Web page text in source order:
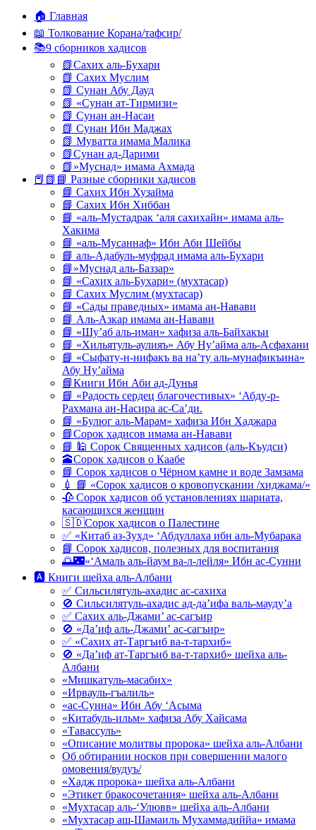
содержимому
🏠 Главная
📖 Толкование Корана/тафсир/
📚9 сборников хадисов
📗Сахих аль-Бухари
📗 Сахих Муслим
📗 Сунан Абу Дауд
📗 «Сунан ат-Тирмизи»
📗 Сунан ан-Насаи
📗 Сунан Ибн Маджах
📗 Муватта имама Малика
📗Сунан ад-Дарими
📗»Муснад» имама Ахмада
📕📗📘 Разные сборники хадисов
📘 Сахих Ибн Хузайма
📘 Сахих Ибн Хиббан
📘 «аль-Мустадрак ‘аля сахихайн» имама аль-
Хакима
📘 «аль-Мусаннаф» Ибн Аби Шейбы
📘 аль-Адабуль-муфрад имама аль-Бухари
📘»Муснад аль-Баззар»
📘 «Сахих аль-Бухари» (мухтасар)
📘 Сахих Муслим (мухтасар)
📘 «Сады праведных» имама ан-Навави
📘 Аль-Азкар имама ан-Навави
📘 «Шу’аб аль-иман» хафиза аль-Байхакъи
📘 «Хильятуль-аулияъ» Абу Ну’айма аль-Асфахани
📘 «Сыфату-н-нифакъ ва на’ту аль-мунафикъина»
Абу Ну’айма
📘Книги Ибн Аби ад-Дунья
📘 «Радость сердец благочестивых» ‘Абду-р-
Рахмана ан-Насира ас-Са’ди.
📘 «Булюг аль-Марам» хафиза Ибн Хаджара
📘Сорок хадисов имама ан-Навави
📘 🕌 Сорок Священных хадисов (аль-Къудси)
🕋Сорок хадисов о Каабе
📘 Сорок хадисов о Чёрном камне и воде Замзама
💉 📘 «Сорок хадисов о кровопускании /хиджама/»
🥀 Сорок хадисов об установлениях шариата,
касающихся женщин
🇸🇩Сорок хадисов о Палестине
✅ «Китаб аз-Зухд» ‘Абдуллаха ибн аль-Мубарака
📘 Сорок хадисов, полезных для воспитания
🌅🌃«‘Амаль аль-йаум ва-л-лейля» Ибн ас-Сунни
🅰 Книги шейха аль-Албани
✅ Сильсилятуль-ахадис ас-сахиха
🚫 Сильсилятуль-ахадис ад-да’ифа валь-мауду’а
✅ Сахих аль-Джами’ ас-сагъир
🚫 «Да’иф аль-Джами’ ас-сагъир»
✅ «Сахих ат-Таргъиб ва-т-тархиб»
🚫 «Да’иф ат-Таргъиб ва-т-тархиб» шейха аль-
Албани
«Мишкатуль-масабих»
«Ирвауль-гъалиль»
«ас-Сунна» Ибн Абу ‘Асыма
«Китабуль-ильм» хафиза Абу Хайсама
«Тавассуль»
«Описание молитвы пророка» шейха аль-Албани
Об обтирании носков при совершении малого
омовения/вудуъ/
«Хадж пророка» шейха аль-Албани
«Этикет бракосочетания» шейха аль-Албани
«Мухтасар аль-‘Улювв» шейха аль-Албани
«Мухтасар аш-Шамаиль Мухаммадиййа» имама